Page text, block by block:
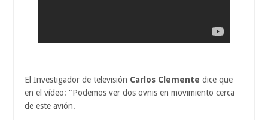
El Investigador de televisión Carlos Clemente dice que
en el vídeo: "Podemos ver dos ovnis en movimiento cerca
de este avión.